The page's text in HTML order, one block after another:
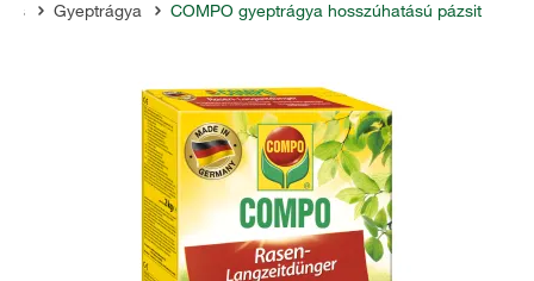
Termékek
Gyeptrágya COMPO gyeptrágya hosszúhatású pázsit